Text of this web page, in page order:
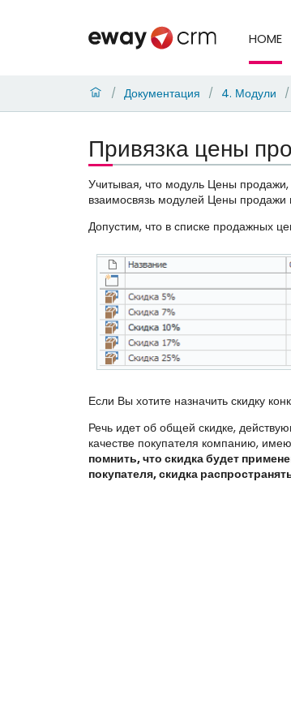
HOME
/ Документация / 4. Модули /
Привязка цены
Учитывая, что модуль Цены
взаимосвязь модулей Цены продажи
Допустим, что в списке продажных
Если Вы хотите назначить скидку
Речь идет об общей скидке,
качестве покупателя компанию,
помнить, что скидка будет
покупателя, скидка